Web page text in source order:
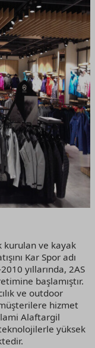
kurulan ve kayak
Kar Spor adı
yıllarında, 2AS
başlamıştır.
ve outdoor
hizmet
Alaftargil
yüksek